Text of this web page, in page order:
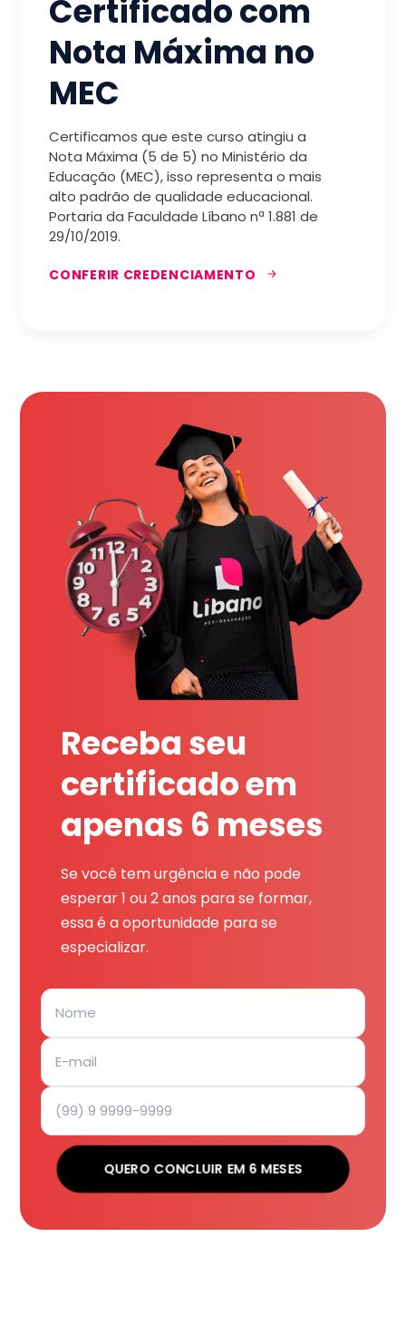
Certificado com
Nota Máxima no
MEC
Certificamos que este curso atingiu a
Nota Máxima (5 de 5) no Ministério da
Educação (MEC), isso representa o mais
alto padrão de qualidade educacional.
Portaria da Faculdade Líbano nª 1.881 de
29/10/2019.
CONFERIR CREDENCIAMENTO
Receba seu
certificado em
apenas 6 meses
Se você tem urgência e não pode
esperar 1 ou 2 anos para se formar,
essa é a oportunidade para se
especializar.
QUERO CONCLUIR EM 6 MESES